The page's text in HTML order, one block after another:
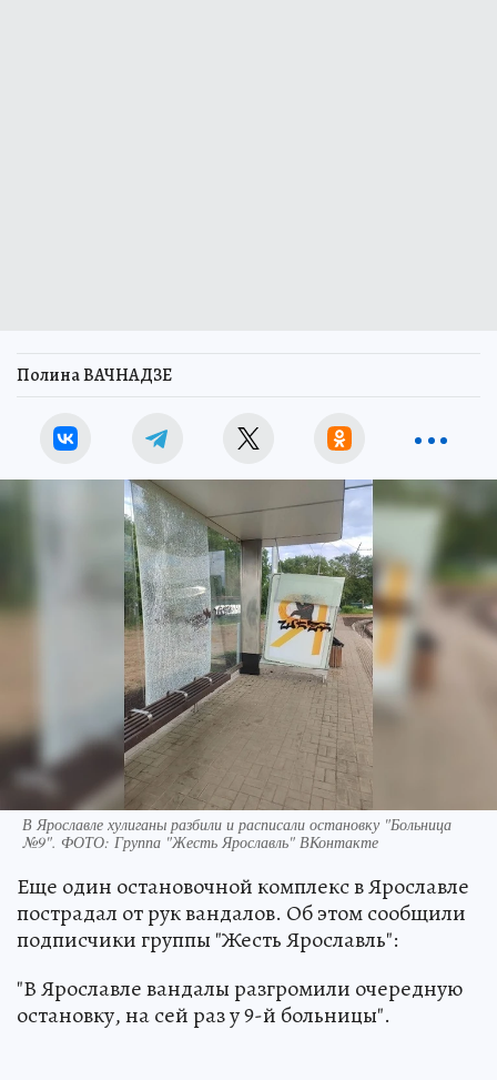
Полина ВАЧНАДЗЕ
В Ярославле хулиганы разбили и расписали остановку "Больница
№9". ФОТО: Группа "Жесть Ярославль" ВКонтакте
Еще один остановочной комплекс в Ярославле
пострадал от рук вандалов. Об этом сообщили
подписчики группы "Жесть Ярославль":
"В Ярославле вандалы разгромили очередную
остановку, на сей раз у 9-й больницы".